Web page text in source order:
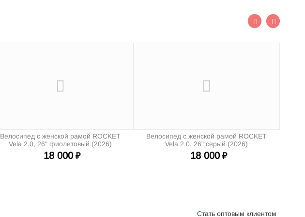
Велосипед с женской рамой ROCKET
Vela 2.0, 26" фиолетовый (2026)
18 000 ₽
Велосипед с женской рамой ROCKET
Vela 2.0, 26" серый (2026)
18 000 ₽
Стать оптовым клиентом